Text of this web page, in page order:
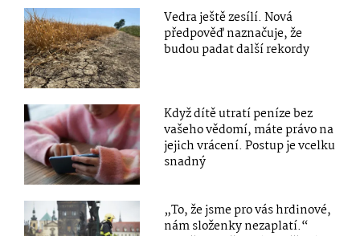
Vedra ještě zesílí. Nová
předpověď naznačuje, že
budou padat další rekordy
Když dítě utratí peníze bez
vašeho vědomí, máte právo na
jejich vrácení. Postup je vcelku
snadný
„To, že jsme pro vás hrdinové,
nám složenky nezaplatí.“